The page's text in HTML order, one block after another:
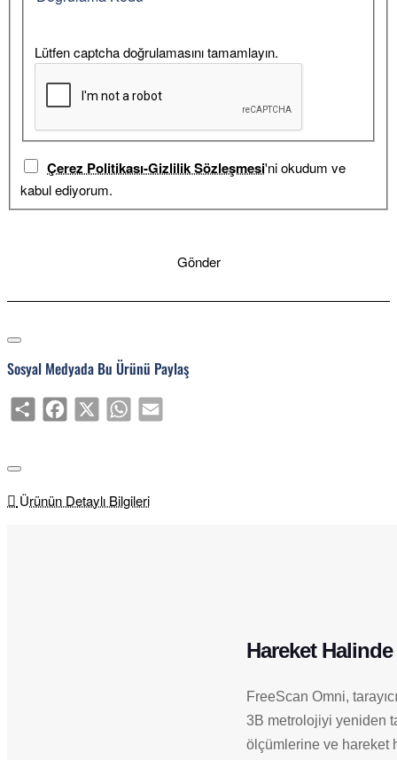
Lütfen captcha doğrulamasını tamamlayın.
Çerez Politikası-Gizlilik Sözleşmesi'ni okudum ve
kabul ediyorum.
Gönder
Sosyal Medyada Bu Ürünü Paylaş
ShareFacebook
X WhatsAppEmail
Ürünün Detaylı Bilgileri
Hareket
FreeScan Omni,
3B metrolojiyi yeniden
ölçümlerine ve hareket